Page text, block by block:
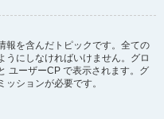
報を含んだトピックです。全ての
うにしなければいけません。グロ
ユーザーCP で表示されます。グ
ションが必要です。